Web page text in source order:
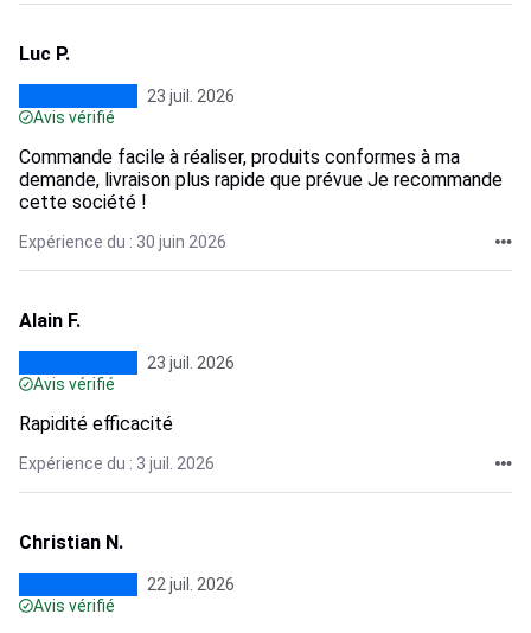
Luc P.
23 juil. 2026
Avis vérifié
Commande facile à réaliser, produits conformes à ma
demande, livraison plus rapide que prévue Je recommande
cette société !
Expérience du : 30 juin 2026
Alain F.
23 juil. 2026
Avis vérifié
Rapidité efficacité
Expérience du : 3 juil. 2026
Christian N.
22 juil. 2026
Avis vérifié